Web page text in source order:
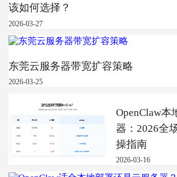
该如何选择？
2026-03-27
东莞云服务器带宽扩容策略
2026-03-25
OpenClaw本
器：2026全
操指南
2026-03-16